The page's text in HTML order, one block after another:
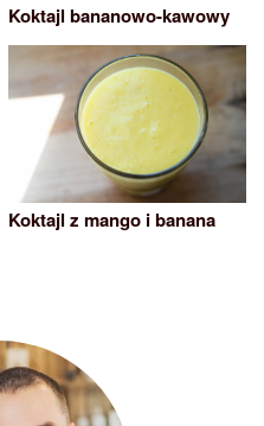
Koktajl bananowo-kawowy
Koktajl z mango i banana